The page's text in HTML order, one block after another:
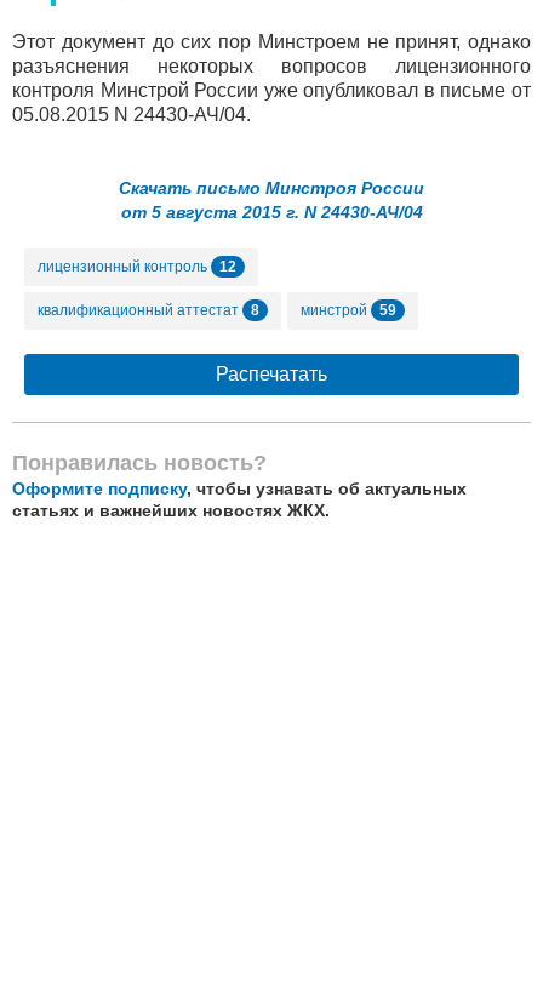
Этот документ до сих пор Минстроем не принят, однако
разъяснения некоторых вопросов лицензионного
контроля Минстрой России уже опубликовал в письме от
05.08.2015 N 24430-АЧ/04.
Скачать письмо Минстроя России
от 5 августа 2015 г. N 24430-АЧ/04
лицензионный контроль 12
квалификационный аттестат 8 минстрой 59
Распечатать
Понравилась новость?
Оформите подписку, чтобы узнавать об актуальных
статьях и важнейших новостях ЖКХ.